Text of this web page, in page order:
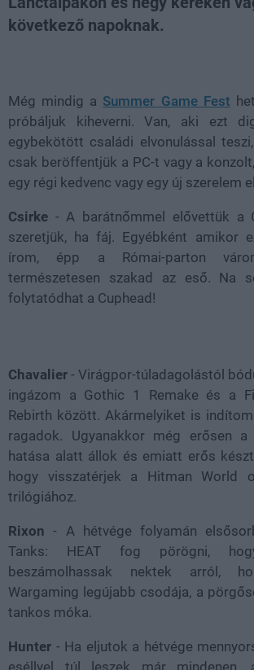
következő napoknak.
Még mindig a Summer Game Fest
próbáljuk kiheverni. Van, aki ezt
egybekötött családi elvonulással
csak beröffentjük a PC-t vagy a
egy régi kedvenc vagy egy új szerelem
Csirke - A barátnőmmel elővettük a
szeretjük, ha fáj. Egyébként amikor
írom, épp a Római-parton
természetesen szakad az eső. Na
folytatódhat a Cuphead!
Chavalier - Virágpor-túladagolástól
ingázom a Gothic 1 Remake és a
Rebirth között. Akármelyiket is
ragadok. Ugyanakkor még erősen
hatása alatt állok és emiatt erős
hogy visszatérjek a Hitman World
trilógiához.
Rixon - A hétvége folyamán
Tanks: HEAT fog pörögni,
beszámolhassak nektek arról,
Wargaming legújabb csodája, a
tankos móka.
Hunter - Ha eljutok a hétvége
eséllyel túl leszek már mindenen,